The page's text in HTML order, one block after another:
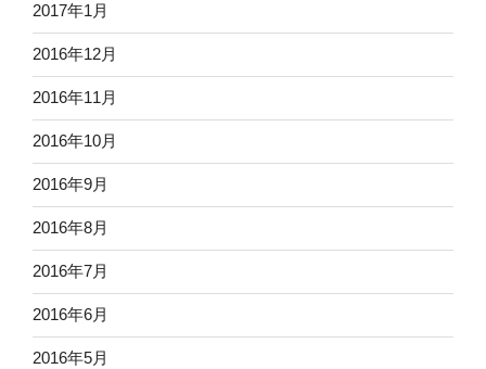
2017年1月
2016年12月
2016年11月
2016年10月
2016年9月
2016年8月
2016年7月
2016年6月
2016年5月